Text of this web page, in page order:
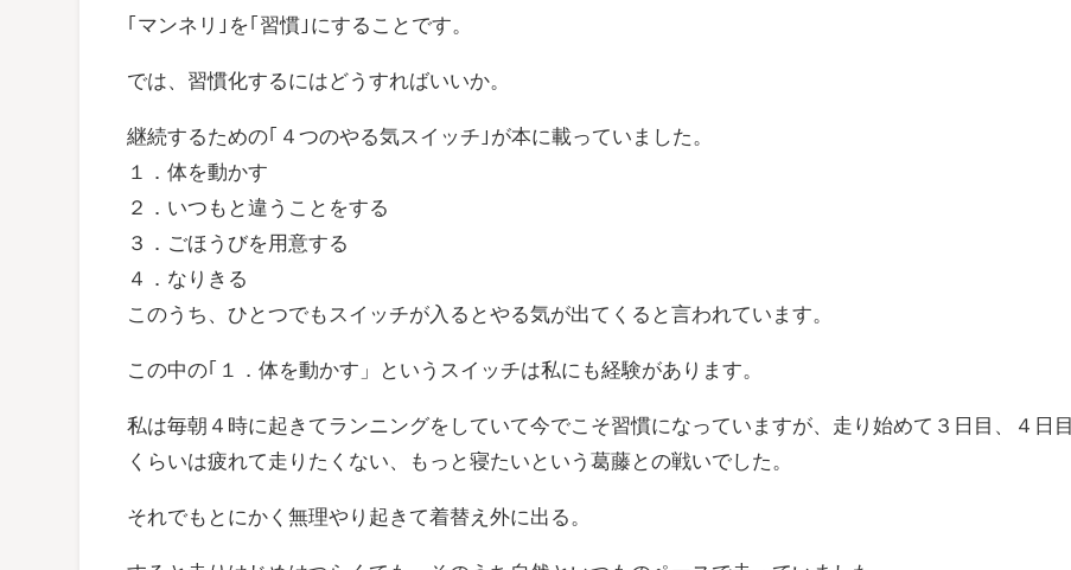
｢マンネリ｣を｢習慣｣にすることです。
では、習慣化するにはどうすればいいか。
継続するための｢４つのやる気スイッチ｣が本に載っていました。
１．体を動かす
２．いつもと違うことをする
３．ごほうびを用意する
４．なりきる
このうち、ひとつでもスイッチが入るとやる気が出てくると言われています。
この中の｢１．体を動かす」というスイッチは私にも経験があります。
私は毎朝４時に起きてランニングをしていて今でこそ習慣になっていますが、走り始めて３日目、４日目
くらいは疲れて走りたくない、もっと寝たいという葛藤との戦いでした。
それでもとにかく無理やり起きて着替え外に出る。